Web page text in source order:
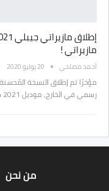
مازيراتي !
أحمد مصلحي 20 يوليو 2020
رسمي في الخارج، موديل 2021 من السيارة…
من نحن